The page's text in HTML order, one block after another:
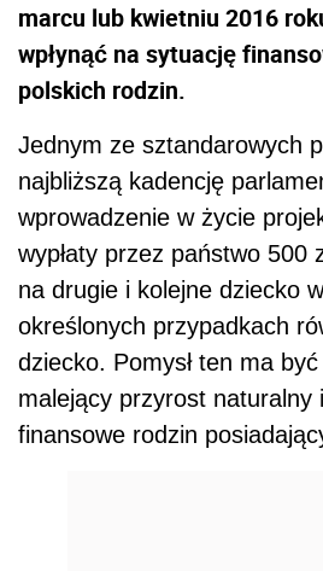
marcu lub kwietniu 2016
wpłynąć na sytuację
polskich rodzin.
Jednym ze sztandarowych
najbliższą kadencję
wprowadzenie w życie
wypłaty przez państwo 500
na drugie i kolejne dziecko
określonych przypadkach
dziecko. Pomysł ten ma
malejący przyrost naturalny
finansowe rodzin